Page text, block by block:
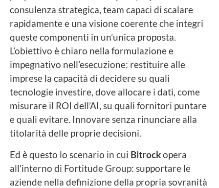
consulenza strategica, team capaci di scalare
rapidamente e una visione coerente che integri
queste componenti in un’unica proposta.
L’obiettivo è chiaro nella formulazione e
impegnativo nell’esecuzione: restituire alle
imprese la capacità di decidere su quali
tecnologie investire, dove allocare i dati, come
misurare il ROI dell’AI, su quali fornitori puntare
e quali evitare. Innovare senza rinunciare alla
titolarità delle proprie decisioni.
Ed è questo lo scenario in cui Bitrockopera
all’interno di Fortitude Group: supportare le
aziende nella definizione della propria sovranità